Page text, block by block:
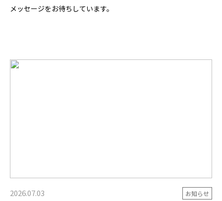
メッセージをお待ちしています。
2026.07.03 お知らせ